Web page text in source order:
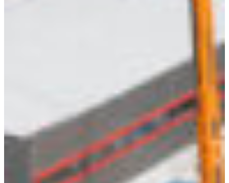
Bosnia and
Bulgaria
Czechia
Estonia